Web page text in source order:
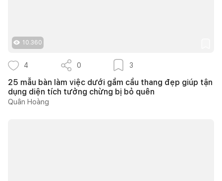
10.360
4 0 3
25 mẫu bàn làm việc dưới gầm cầu thang đẹp giúp tận
dụng diện tích tưởng chừng bị bỏ quên
Quân Hoàng